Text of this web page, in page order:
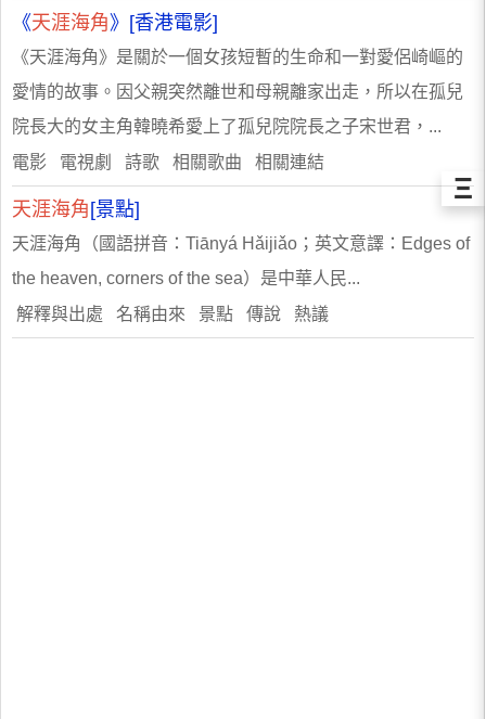
《天涯海角》[香港電影]
《天涯海角》是關於一個女孩短暫的生命和一對愛侶崎嶇的
愛情的故事。因父親突然離世和母親離家出走，所以在孤兒
院長大的女主角韓曉希愛上了孤兒院院長之子宋世君，...
電影 電視劇 詩歌 相關歌曲 相關連結
天涯海角 [景點]
天涯海角（國語拼音：Tiānyá Hǎijiǎo；英文意譯：Edges of
the heaven, corners of the sea）是中華人民...
解釋與出處 名稱由來 景點 傳說 熱議
Ξ